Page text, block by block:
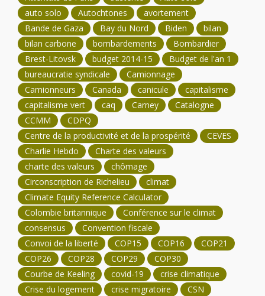
auto solo
Autochtones
avortement
Bande de Gaza
Bay du Nord Biden
bilan
bilan carbone
bombardements
Bombardier
Brest-Litovsk
budget 2014-15
Budget de l'an 1
bureaucratie syndicale
Camionnage
Camionneurs
Canada canicule
capitalisme
capitalisme vert
caq Carney
Catalogne
CCMM
CDPQ
Centre de la productivité et de la prospérité
CEVES
Charlie Hebdo
Charte des valeurs
charte des valeurs
chômage
Circonscription de Richelieu
climat
Climate Equity Reference Calculator
Colombie britannique
Conférence sur le climat
consensus
Convention fiscale
Convoi de la liberté
COP15 COP16
COP21
COP26
COP28 COP29
COP30
Courbe de Keeling
covid-19
crise climatique
Crise du logement
crise migratoire
CSN